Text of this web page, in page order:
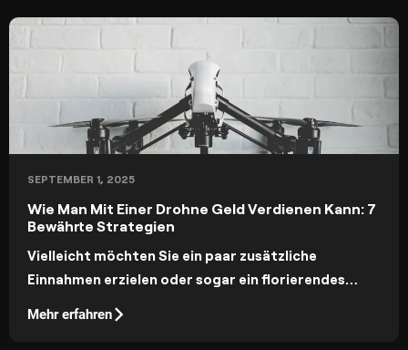
SEPTEMBER 1, 2025
Wie Man Mit Einer Drohne Geld Verdienen Kann: 7
Bewährte Strategien
Vielleicht möchten Sie ein paar zusätzliche
Einnahmen erzielen oder sogar ein florierendes
Werfen wir einen Blick auf einige Möglichkeiten, mit
Mehr erfahren